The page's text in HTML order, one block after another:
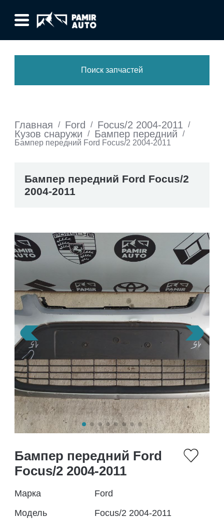
Поиск запчастей
Главная / Ford / Focus/2 2004-2011 /
Кузов снаружи / Бампер передний
/
Бампер передний Ford Focus/2 2004-2011
Бампер передний Ford Focus/2
2004-2011
Бампер передний Ford
Focus/2 2004-2011
Марка
Ford
Модель
Focus/2 2004-2011